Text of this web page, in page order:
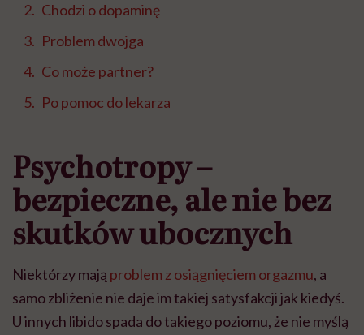
Chodzi o dopaminę
Problem dwojga
Co może partner?
Po pomoc do lekarza
Psychotropy –
bezpieczne, ale nie bez
skutków ubocznych
Niektórzy mają problem z osiągnięciem orgazmu, a
samo zbliżenie nie daje im takiej satysfakcji jak kiedyś.
U innych libido spada do takiego poziomu, że nie myślą